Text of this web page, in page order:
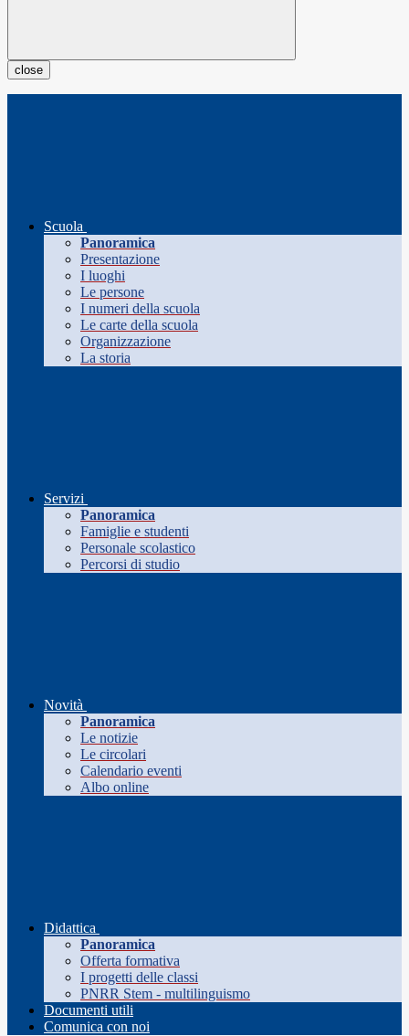
close
Scuola
Panoramica
Presentazione
I luoghi
Le persone
I numeri della scuola
Le carte della scuola
Organizzazione
La storia
Servizi
Panoramica
Famiglie e studenti
Personale scolastico
Percorsi di studio
Novità
Panoramica
Le notizie
Le circolari
Calendario eventi
Albo online
Didattica
Panoramica
Offerta formativa
I progetti delle classi
PNRR Stem - multilinguismo
Documenti utili
Comunica con noi